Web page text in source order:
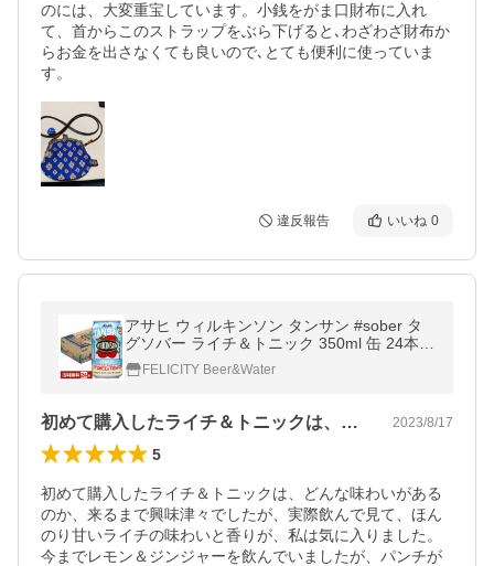
のには、大変重宝しています。小銭をがま口財布に入れ
て、首からこのストラップをぶら下げると､わざわざ財布か
らお金を出さなくても良いので､とても便利に使っていま
す。
違反報告 いいね 0
アサヒ ウィルキンソン タンサン #sober タ
グソバー ライチ＆トニック 350ml 缶 24本 1
ケース 送料無料
FELICITY Beer&Water
初めて購入したライチ＆トニックは、どん… 2023/8/17
5
初めて購入したライチ＆トニックは、どんな味わいがある
のか、来るまで興味津々でしたが、実際飲んで見て、ほん
のり甘いライチの味わいと香りが、私は気に入りました。
今までレモン＆ジンジャーを飲んでいましたが、パンチが